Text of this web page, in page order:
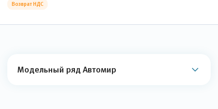
Возврат НДС
Модельный ряд Автомир